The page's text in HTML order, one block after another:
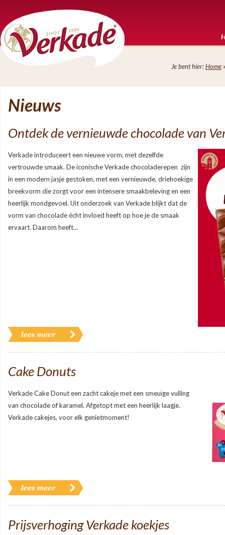
Je bent hier:Home
Nieuws
Ontdek de vernieuwde chocolade van
Verkade introduceert een nieuwe vorm, met dezelfde
vertrouwde smaak. De iconische Verkade chocoladerepen zijn
in een modern jasje gestoken, met een vernieuwde, driehoekige
breekvorm die zorgt voor een intensere smaakbeleving en een
heerlijk mondgevoel. Uit onderzoek van Verkade blijkt dat de
vorm van chocolade écht invloed heeft op hoe je de smaak
ervaart. Daarom heeft…
Cake Donuts
Verkade Cake Donut een zacht cakeje met een smeuïge vulling
van chocolade of karamel. Afgetopt met een heerlijk laagje.
Verkade cakejes, voor elk genietmoment!
Prijsverhoging Verkade koekjes